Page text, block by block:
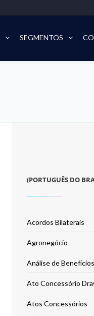
SEGMENTOS
(PORTUGUÊS DO
Acordos Bilaterais
Agronegócio
Análise de
Ato Concessório
Atos Concessórios